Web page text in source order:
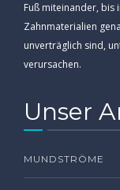
Fuß miteinander, bis
Zahnmaterialien
unverträglich sind,
verursachen.
Unser
MUNDSTRÖME